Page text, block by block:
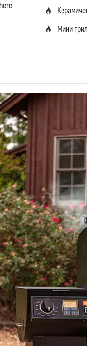
Мини